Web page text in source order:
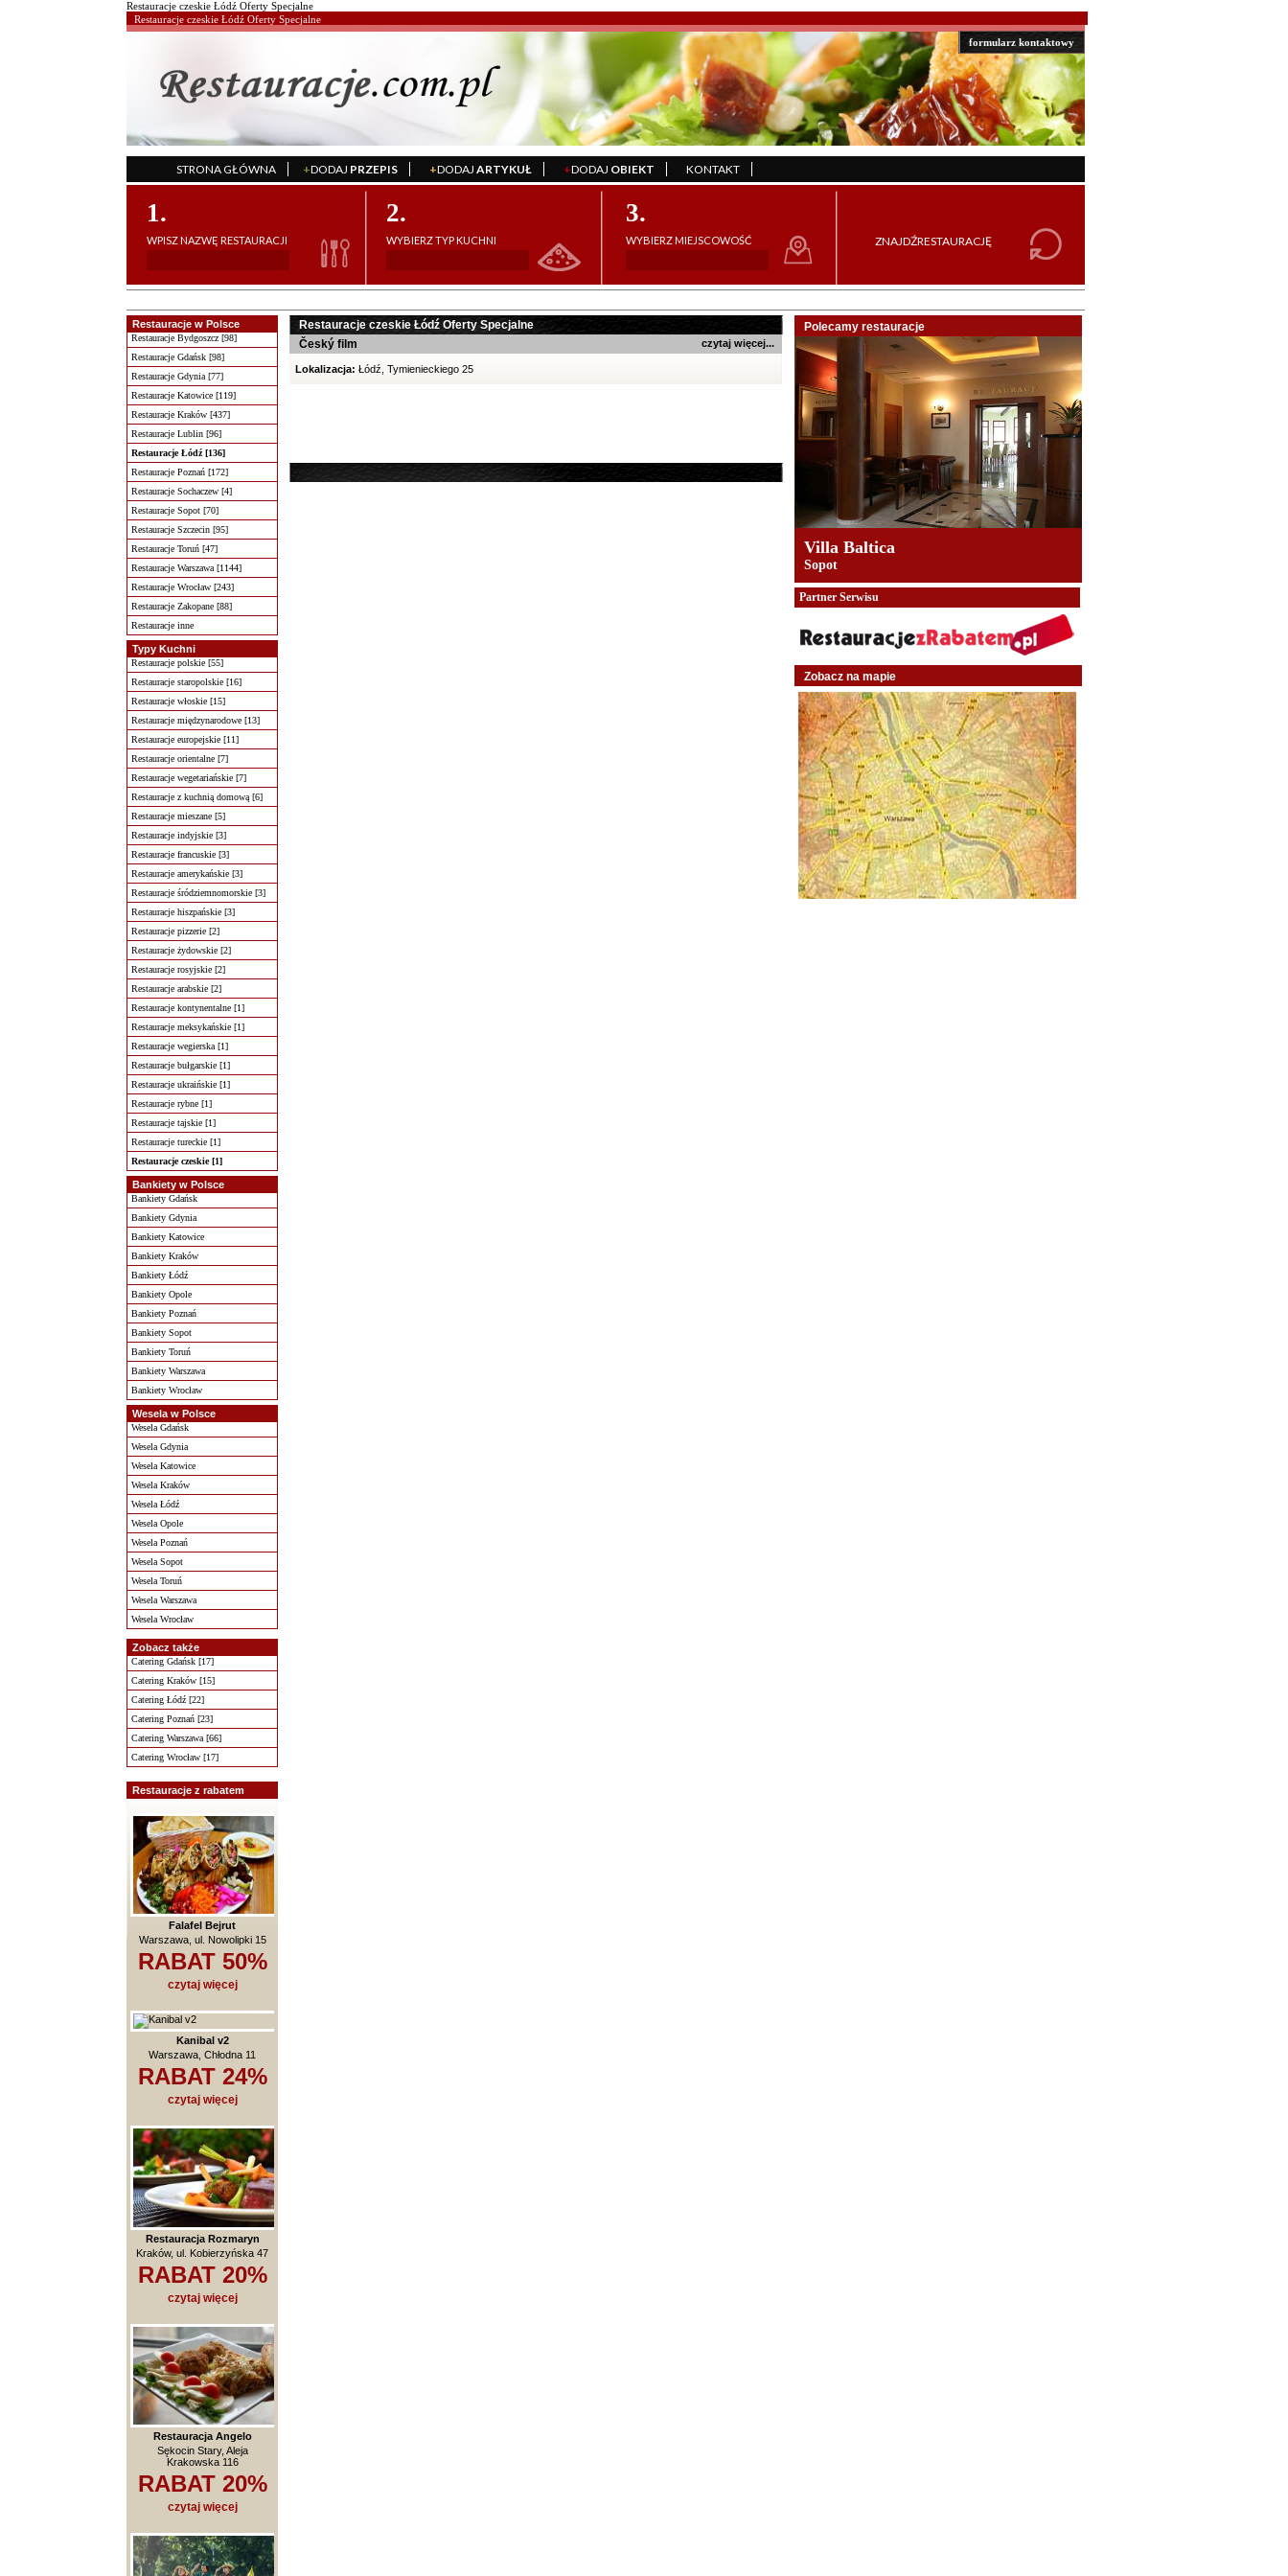
Restauracje czeskie Łódź Oferty Specjalne
formularz kontaktowy
Restauracje czeskie Łódź Oferty Specjalne
STRONA GŁÓWNA +DODAJ PRZEPIS +DODAJ ARTYKUŁ +DODAJ OBIEKT KONTAKT
1.
WPISZ NAZWĘ RESTAURACJI
2.
WYBIERZ TYP KUCHNI
3.
WYBIERZ MIEJSCOWOŚĆ
Restauracje w Polsce
Restauracje Bydgoszcz [98]
Restauracje Gdańsk [98]
Restauracje Gdynia [77]
Restauracje Katowice [119]
Restauracje Kraków [437]
Restauracje Lublin [96]
Restauracje Łódź [136]
Restauracje Poznań [172]
Restauracje Sochaczew [4]
Restauracje Sopot [70]
Restauracje Szczecin [95]
Restauracje Toruń [47]
Restauracje Warszawa [1144]
Restauracje Wrocław [243]
Restauracje Zakopane [88]
Restauracje inne
Typy Kuchni
Restauracje polskie [55]
Restauracje staropolskie [16]
Restauracje włoskie [15]
Restauracje międzynarodowe [13]
Restauracje europejskie [11]
Restauracje orientalne [7]
Restauracje wegetariańskie [7]
Restauracje z kuchnią domową [6]
Restauracje mieszane [5]
Restauracje indyjskie [3]
Restauracje francuskie [3]
Restauracje amerykańskie [3]
Restauracje śródziemnomorskie [3]
Restauracje hiszpańskie [3]
Restauracje pizzerie [2]
Restauracje żydowskie [2]
Restauracje rosyjskie [2]
Restauracje arabskie [2]
Restauracje kontynentalne [1]
Restauracje meksykańskie [1]
Restauracje wegierska [1]
Restauracje bułgarskie [1]
Restauracje ukraińskie [1]
Restauracje rybne [1]
Restauracje tajskie [1]
Restauracje tureckie [1]
Restauracje czeskie [1]
Bankiety w Polsce
Bankiety Gdańsk
Bankiety Gdynia
Bankiety Katowice
Bankiety Kraków
Bankiety Łódź
Bankiety Opole
Bankiety Poznań
Bankiety Sopot
Bankiety Toruń
Bankiety Warszawa
Bankiety Wrocław
Wesela w Polsce
Wesela Gdańsk
Wesela Gdynia
Wesela Katowice
Wesela Kraków
Wesela Łódź
Wesela Opole
Wesela Poznań
Wesela Sopot
Wesela Toruń
Wesela Warszawa
Wesela Wrocław
Zobacz także
Catering Gdańsk [17]
Catering Kraków [15]
Catering Łódź [22]
Catering Poznań [23]
Catering Warszawa [66]
Catering Wrocław [17]
Restauracje z rabatem
Falafel Bejrut
Warszawa, ul. Nowolipki 15
RABAT 50%
czytaj więcej
Kanibal v2
Warszawa, Chłodna 11
RABAT 24%
czytaj więcej
Restauracja Rozmaryn
Kraków, ul. Kobierzyńska 47
RABAT 20%
czytaj więcej
Restauracja Angelo
Sękocin Stary, Aleja
Krakowska 116
RABAT 20%
czytaj więcej
Restauracje czeskie Łódź Oferty Specjalne
Český film
czytaj więcej...
Lokalizacja: Łódź, Tymienieckiego 25
Polecamy restauracje
Villa Baltica
Sopot
Partner Serwisu
Zobacz na mapie